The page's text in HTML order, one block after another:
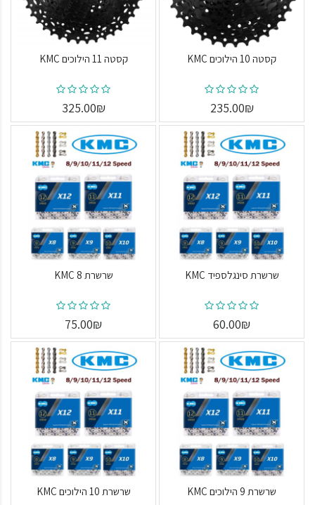
קסטה 10 הילוכים KMC
235.00₪
קסטה 11 הילוכים KMC
325.00₪
שרשרת סינגלספיד KMC
60.00₪
שרשרת 8 KMC
75.00₪
שרשרת 9 הילוכים KMC שרשרת 10 הילוכים KMC